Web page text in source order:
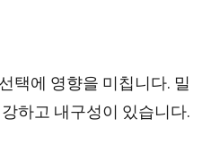
택에 영향을 미칩니다. 밀
하고 내구성이 있습니다.